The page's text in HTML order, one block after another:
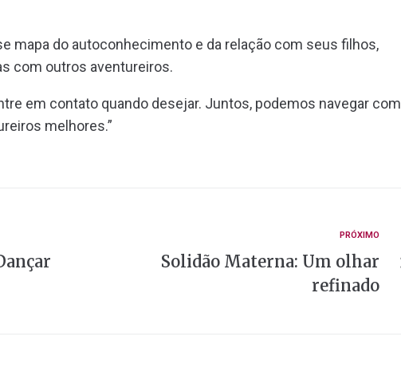
mapa do autoconhecimento e da relação com seus filhos,
com outros aventureiros.
em contato quando desejar. Juntos, podemos navegar com
melhores.”
PRÓXIMO
Solidão Materna: Um olhar
refinado